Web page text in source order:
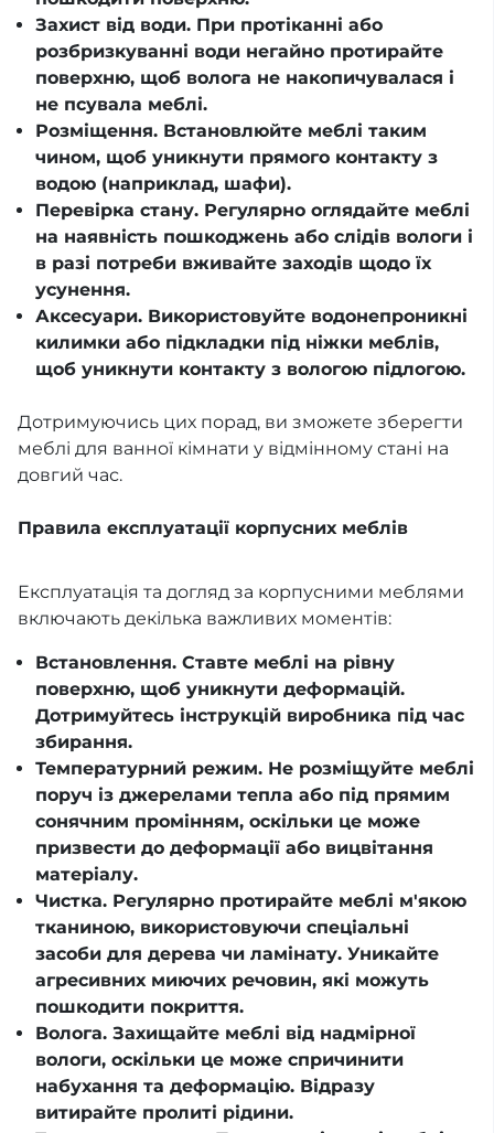
Захист від води. При протіканні або
розбризкуванні води негайно протирайте
поверхню, щоб волога не накопичувалася і
не псувала меблі.
Розміщення. Встановлюйте меблі таким
чином, щоб уникнути прямого контакту з
водою (наприклад, шафи).
Перевірка стану. Регулярно оглядайте меблі
на наявність пошкоджень або слідів вологи і
в разі потреби вживайте заходів щодо їх
усунення.
Аксесуари. Використовуйте водонепроникні
килимки або підкладки під ніжки меблів,
щоб уникнути контакту з вологою підлогою.
Дотримуючись цих порад, ви зможете зберегти
меблі для ванної кімнати у відмінному стані на
довгий час.
Правила експлуатації корпусних меблів
Експлуатація та догляд за корпусними меблями
включають декілька важливих моментів:
Встановлення. Ставте меблі на рівну
поверхню, щоб уникнути деформацій.
Дотримуйтесь інструкцій виробника під час
збирання.
Температурний режим. Не розміщуйте меблі
поруч із джерелами тепла або під прямим
сонячним промінням, оскільки це може
призвести до деформації або вицвітання
матеріалу.
Чистка. Регулярно протирайте меблі м'якою
тканиною, використовуючи спеціальні
засоби для дерева чи ламінату. Уникайте
агресивних миючих речовин, які можуть
пошкодити покриття.
Волога. Захищайте меблі від надмірної
вологи, оскільки це може спричинити
набухання та деформацію. Відразу
витирайте пролиті рідини.